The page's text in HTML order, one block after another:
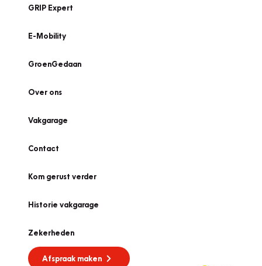
GRIP Expert
E-Mobility
GroenGedaan
Over ons
Vakgarage
Contact
Kom gerust verder
Historie vakgarage
Zekerheden
Afspraak maken